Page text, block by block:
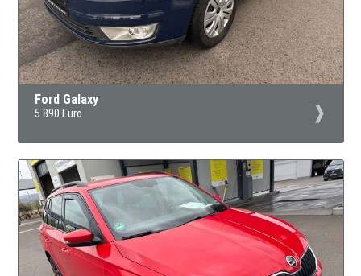
Ford Galaxy
5.890 Euro